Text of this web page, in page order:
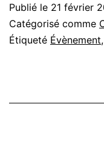
Publié le 21 février
Catégorisé comme
Étiqueté Évènement,